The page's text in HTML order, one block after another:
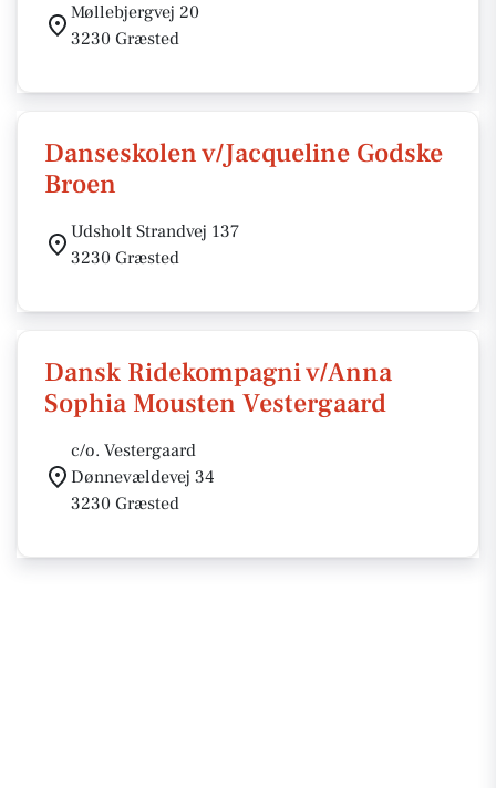
Møllebjergvej 20
3230 Græsted
Danseskolen v/Jacqueline Godske
Broen
Udsholt Strandvej 137
3230 Græsted
Dansk Ridekompagni v/Anna
Sophia Mousten Vestergaard
c/o. Vestergaard
Dønnevældevej 34
3230 Græsted